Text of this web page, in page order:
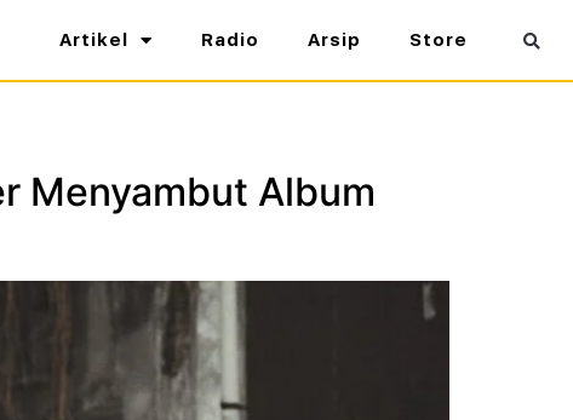
Artikel Radio Arsip Store
Menyambut Album